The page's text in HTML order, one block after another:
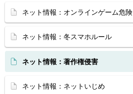
ネット情報：オンラインゲーム危険
ネット情報：冬スマホルール
ネット情報：著作権侵害
ネット情報：ネットいじめ